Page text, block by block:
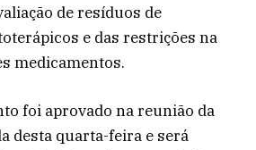
de resíduos de
e das restrições na
medicamentos.
foi aprovado na reunião da
desta quarta-feira e será